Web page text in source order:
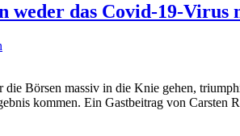
weder das Covid-19-
Börsen massiv in die Knie gehen,
kommen. Ein Gastbeitrag von Carsten